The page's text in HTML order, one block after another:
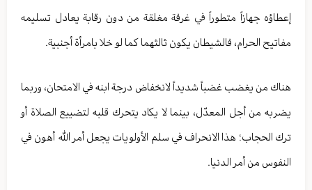
إعطاؤه جهازاً متطوراً في غرفة مغلقة من دون رقابة يعادل تسليمه
مفاتيح الحرام، فالشيطان يكون ثالثهما كما لو خلا بامرأة أجنبية.
هناك من يغضب غضباً شديداً لانخفاض درجة ابنه في الامتحان، وربما
يضربه من أجل المعدّل، بينما لا يكاد يتحرك قلبه لتضييع الصلاة أو
ترك الحجاب؛ هذا الانحراف في سلم الأولويات يجعل أمر الله أهون في
النفوس من أمر الدنيا.